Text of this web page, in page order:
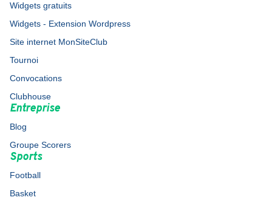
Widgets gratuits
Widgets - Extension Wordpress
Site internet MonSiteClub
Tournoi
Convocations
Clubhouse
Entreprise
Blog
Groupe Scorers
Sports
Football
Basket